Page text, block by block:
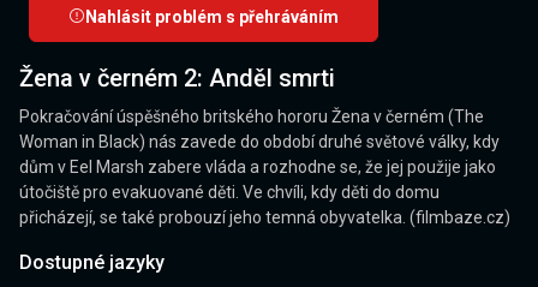
Nahlásit problém s přehráváním
Žena v černém 2: Anděl smrti
Pokračování úspěšného britského hororu Žena v černém (The
Woman in Black) nás zavede do období druhé světové války, kdy
dům v Eel Marsh zabere vláda a rozhodne se, že jej použije jako
útočiště pro evakuované děti. Ve chvíli, kdy děti do domu
přicházejí, se také probouzí jeho temná obyvatelka. (filmbaze.cz)
Dostupné jazyky